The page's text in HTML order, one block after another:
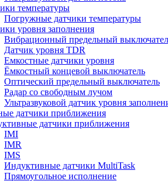
температуры
Погружные датчики температуры
уровня заполнения
Вибрационный предельный
Датчик уровня TDR
Емкостные датчики уровня
Ёмкостный концевой выключатель
Оптический предельный выключатель
Радар со свободным лучом
Ультразвуковой датчик уровня
датчики приближения
датчики приближения
IMI
IMR
IMS
Индуктивные датчики MultiTask
Прямоугольное исполнение